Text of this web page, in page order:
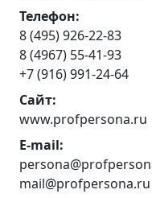
Телефон:
8 (495) 926-22-83
8 (4967) 55-41-93
+7 (916) 991-24-64
Сайт:
www.profpersona.ru
E-mail:
mail@profpersona.ru